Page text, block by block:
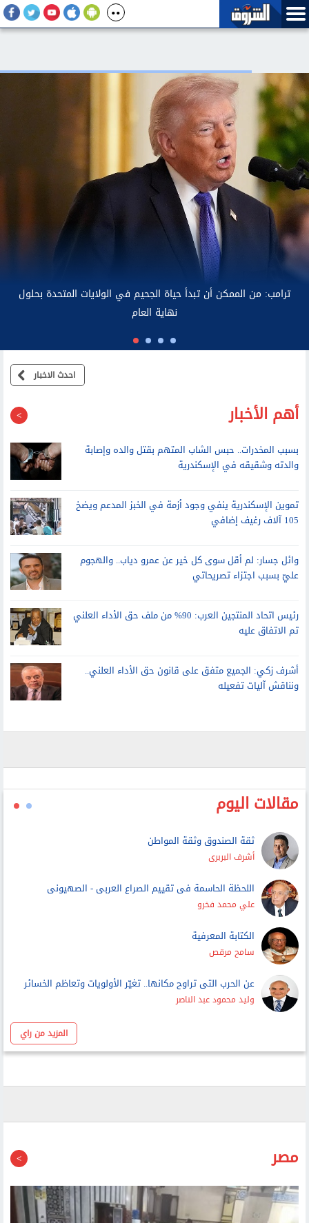
ترامب: نتحدث مع الإيرانيين وأفضّل التوصل إلى اتفاق لأنني لا أريد قتل
الناس
احدث الاخبار
أهم الأخبار
بسبب المخدرات.. حبس الشاب المتهم بقتل والده وإصابة
والدته وشقيقه في الإسكندرية
تموين الإسكندرية ينفي وجود أزمة في الخبز المدعم ويضخ
105 آلاف رغيف إضافي
وائل جسار: لم أقل سوى كل خير عن عمرو دياب.. والهجوم
عليّ بسبب اجتزاء تصريحاتي
رئيس اتحاد المنتجين العرب: 90% من ملف حق الأداء العلني
تم الاتفاق عليه
أشرف زكي: الجميع متفق على قانون حق الأداء العلني..
ونناقش آليات تفعيله
مقالات اليوم
ثقة الصندوق وثقة المواطن
أشرف البربرى
اللحظة الحاسمة فى تقييم الصراع العربى - الصهيونى
علي محمد فخرو
الكتابة المعرفية
سامح مرقص
عن الحرب التى تراوح مكانها.. تغيّر الأولويات وتعاظم الخسائر
وليد محمود عبد الناصر
المزيد من راي
مصر